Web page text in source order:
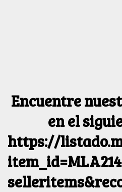
Encuentre
en el
https://